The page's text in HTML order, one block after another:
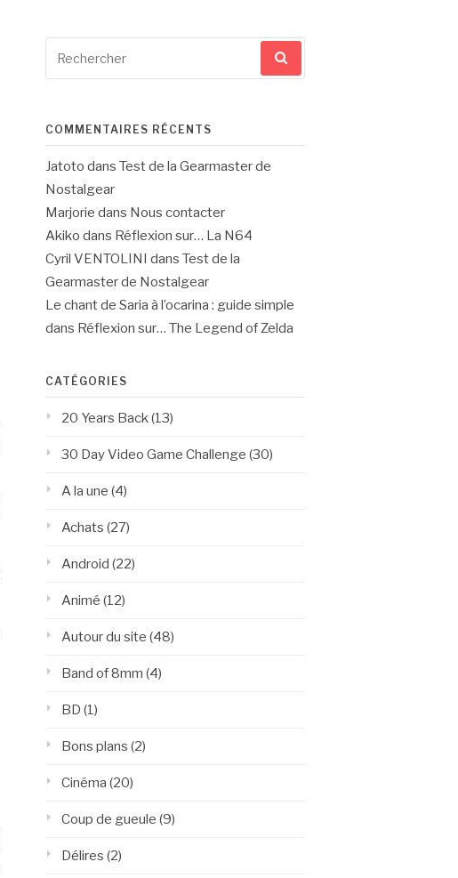
pour
COMMENTAIRES RÉCENTS
Jatoto dans Test de la Gearmaster de
Nostalgear
Marjorie dans Nous contacter
Akiko dans Réflexion sur… La N64
Cyril VENTOLINI dans Test de la
Gearmaster de Nostalgear
Le chant de Saria à l’ocarina : guide simple
dans Réflexion sur… The Legend of Zelda
CATÉGORIES
20 Years Back (13)
30 Day Video Game Challenge (30)
A la une (4)
Achats (27)
Android (22)
Animé (12)
Autour du site (48)
Band of 8mm (4)
BD (1)
Bons plans (2)
Cinéma (20)
Coup de gueule (9)
Délires (2)